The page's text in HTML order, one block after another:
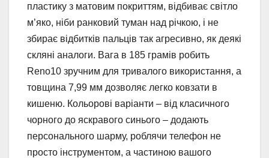
пластику з матовим покриттям, відбиває світло
м’яко, ніби ранковий туман над річкою, і не
збирає відбитків пальців так агресивно, як деякі
скляні аналоги. Вага в 185 грамів робить
Reno10 зручним для тривалого використання, а
товщина 7,99 мм дозволяє легко ковзати в
кишеню. Кольорові варіанти – від класичного
чорного до яскравого синього – додають
персонального шарму, роблячи телефон не
просто інструментом, а частиною вашого